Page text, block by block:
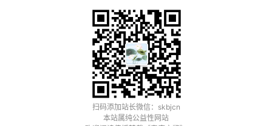
扫码添加站长微信：skbjcn
本站属纯公益性网站